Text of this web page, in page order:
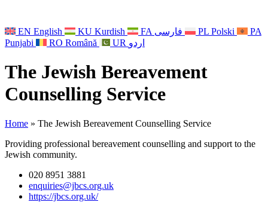
EN English KU Kurdish FA فارسی PL Polski
PA
Punjabi
RO Română UR اردو
The Jewish Bereavement
Counselling Service
Home » The Jewish Bereavement Counselling Service
Providing professional bereavement counselling and support to the
Jewish community.
020 8951 3881
enquiries@jbcs.org.uk
https://jbcs.org.uk/